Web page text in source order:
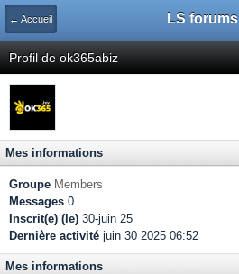
← Accueil LS forums
Profil de ok365abiz
Mes informations
Groupe Members
Messages 0
Inscrit(e) (le) 30-juin 25
Dernière activité juin 30 2025 06:52
Mes informations